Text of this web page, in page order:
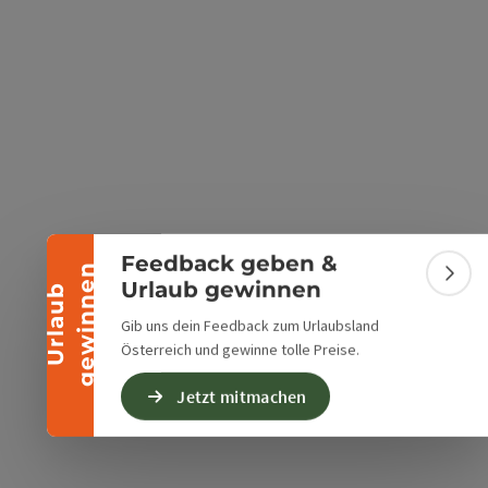
U
r
l
a
u
b
g
e
w
i
n
n
en
Banner einklappen
Feedback geben &
Urlaub gewinnen
Gib uns dein Feedback zum Urlaubsland
Österreich und gewinne tolle Preise.
Jetzt mitmachen